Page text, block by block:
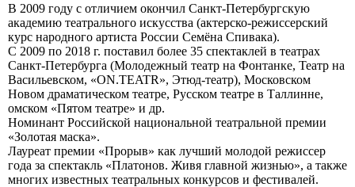
В 2009 году с отличием окончил Санкт-Петербургскую
академию театрального искусства (актерско-режиссерский
курс народного артиста России Семёна Спивака).
С 2009 по 2018 г. поставил более 35 спектаклей в театрах
Санкт-Петербурга (Молодежный театр на Фонтанке, Театр на
Васильевском, «ON.TEATR», Этюд-театр), Московском
Новом драматическом театре, Русском театре в Таллинне,
омском «Пятом театре» и др.
Номинант Российской национальной театральной премии
«Золотая маска».
Лауреат премии «Прорыв» как лучший молодой режиссер
года за спектакль «Платонов. Живя главной жизнью», а также
многих известных театральных конкурсов и фестивалей.